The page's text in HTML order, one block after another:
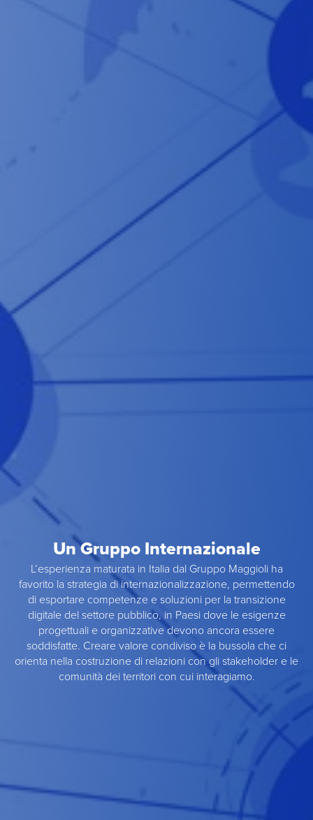
Un Gruppo Internazionale
L’esperienza maturata in Italia dal Gruppo Maggioli ha
favorito la strategia di internazionalizzazione, permettendo
di esportare competenze e soluzioni per la transizione
digitale del settore pubblico, in Paesi dove le esigenze
progettuali e organizzative devono ancora essere
soddisfatte. Creare valore condiviso è la bussola che ci
orienta nella costruzione di relazioni con gli stakeholder e le
comunità dei territori con cui interagiamo.